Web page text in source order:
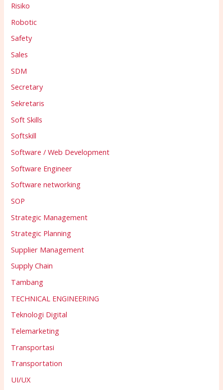
Risiko
Robotic
Safety
Sales
SDM
Secretary
Sekretaris
Soft Skills
Softskill
Software / Web Development
Software Engineer
Software networking
SOP
Strategic Management
Strategic Planning
Supplier Management
Supply Chain
Tambang
TECHNICAL ENGINEERING
Teknologi Digital
Telemarketing
Transportasi
Transportation
UI/UX